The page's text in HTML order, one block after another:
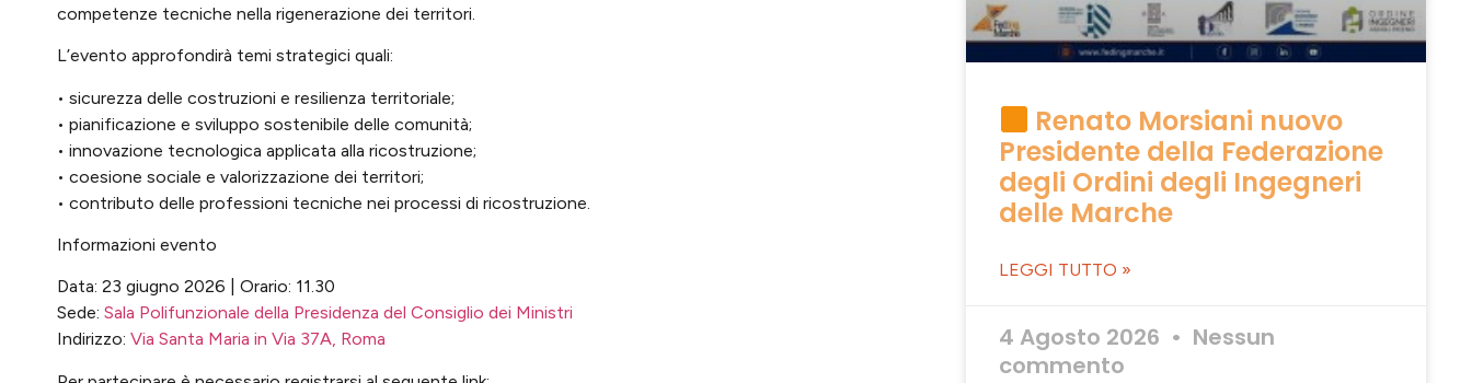
competenze tecniche nella rigenerazione dei territori.
L’evento approfondirà temi strategici quali:
• sicurezza delle costruzioni e resilienza territoriale;
• pianificazione e sviluppo sostenibile delle comunità;
• innovazione tecnologica applicata alla ricostruzione;
• coesione sociale e valorizzazione dei territori;
• contributo delle professioni tecniche nei processi di ricostruzione.
Informazioni evento
Data: 23 giugno 2026 | Orario: 11.30
Sede: Sala Polifunzionale della Presidenza del Consiglio dei Ministri
Indirizzo: Via Santa Maria in Via 37A, Roma
Renato Morsiani nuovo
Presidente della Federazione
degli Ordini degli Ingegneri
delle Marche
LEGGI TUTTO »
4 Agosto 2026
Nessun
commento